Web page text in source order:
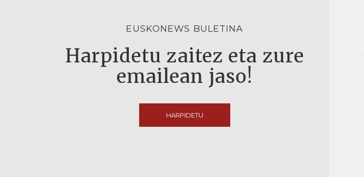
EUSKONEWS BULETINA
Harpidetu zaitez eta zure
emailean jaso!
HARPIDETU